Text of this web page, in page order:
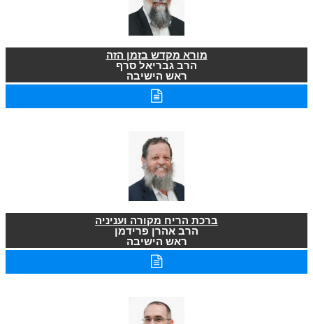
מורא מקדש בזמן הזה
הרב גבריאל סרף
ראש הישיבה
ברכת הריח מקורה ועניניה
הרב אהרן פרידמן
ראש הישיבה